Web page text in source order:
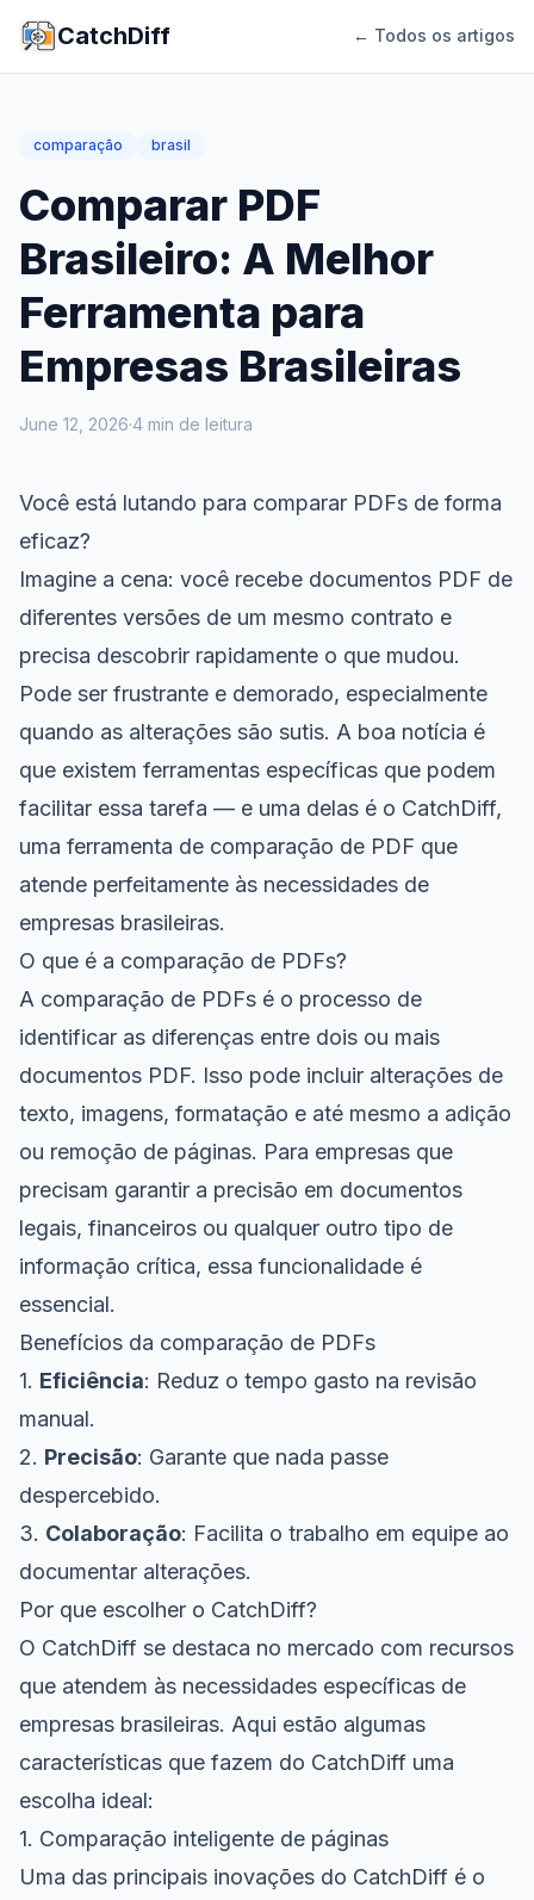
CatchDiff ← Todos os artigos
comparação brasil
Comparar PDF
Brasileiro: A Melhor
Ferramenta para
Empresas Brasileiras
June 12, 2026·4 min de leitura
Você está lutando para comparar PDFs de forma
eficaz?
Imagine a cena: você recebe documentos PDF de
diferentes versões de um mesmo contrato e
precisa descobrir rapidamente o que mudou.
Pode ser frustrante e demorado, especialmente
quando as alterações são sutis. A boa notícia é
que existem ferramentas específicas que podem
facilitar essa tarefa — e uma delas é o CatchDiff,
uma ferramenta de comparação de PDF que
atende perfeitamente às necessidades de
empresas brasileiras.
O que é a comparação de PDFs?
A comparação de PDFs é o processo de
identificar as diferenças entre dois ou mais
documentos PDF. Isso pode incluir alterações de
texto, imagens, formatação e até mesmo a adição
ou remoção de páginas. Para empresas que
precisam garantir a precisão em documentos
legais, financeiros ou qualquer outro tipo de
informação crítica, essa funcionalidade é
essencial.
Benefícios da comparação de PDFs
1. Eficiência: Reduz o tempo gasto na revisão
manual.
2. Precisão: Garante que nada passe
despercebido.
3. Colaboração: Facilita o trabalho em equipe ao
documentar alterações.
Por que escolher o CatchDiff?
O CatchDiff se destaca no mercado com recursos
que atendem às necessidades específicas de
empresas brasileiras. Aqui estão algumas
características que fazem do CatchDiff uma
escolha ideal:
1. Comparação inteligente de páginas
Uma das principais inovações do CatchDiff é o